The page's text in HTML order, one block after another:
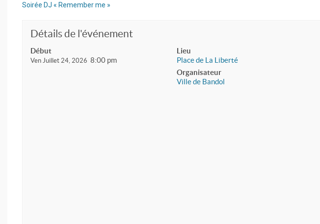
Soirée DJ « Remember me »
Détails de l'événement
Début
Ven Juillet 24, 2026 8:00 pm
Lieu
Place de La Liberté
Organisateur
Ville de Bandol